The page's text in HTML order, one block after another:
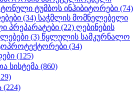
ტუმბოს ინჰიბიტორები (74)
(34) საჭმლის მომნელებელი
პრეპარატები (22) ღებინების
(3) წყლულის სამკურნალო
(34)
(125)
სისტემა (860)
(224)